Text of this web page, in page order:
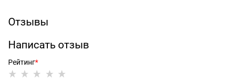
Отзывы
Написать отзыв
Рейтинг